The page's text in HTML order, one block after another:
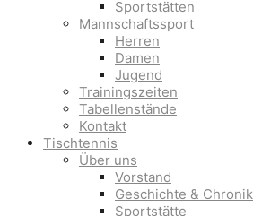
Sportstätten
Mannschaftssport
Herren
Damen
Jugend
Trainingszeiten
Tabellenstände
Kontakt
Tischtennis
Über uns
Vorstand
Geschichte & Chronik
Sportstätte